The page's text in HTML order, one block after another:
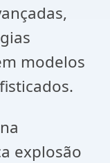
modelos
explosão